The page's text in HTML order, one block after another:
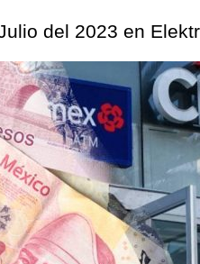
del 2023 en